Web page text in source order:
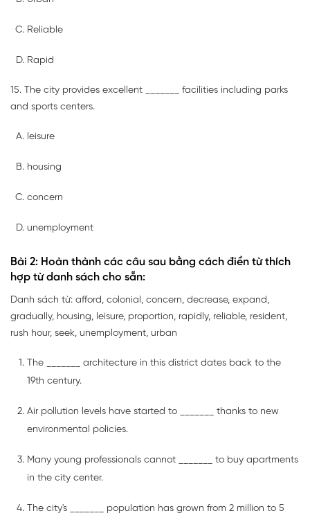
Reliable
Rapid
15. The city provides excellent _______ facilities including parks
and sports centers.
leisure
housing
concern
unemployment
Bài 2: Hoàn thành các câu sau bằng cách điền từ thích
hợp từ danh sách cho sẵn:
Danh sách từ: afford, colonial, concern, decrease, expand,
gradually, housing, leisure, proportion, rapidly, reliable, resident,
rush hour, seek, unemployment, urban
The _______ architecture in this district dates back to the
19th century.
Air pollution levels have started to _______ thanks to new
environmental policies.
Many young professionals cannot _______ to buy apartments
in the city center.
The city's _______ population has grown from 2 million to 5